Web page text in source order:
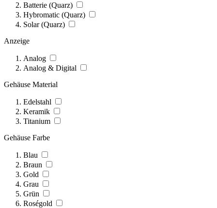
Batterie (Quarz)
Hybromatic (Quarz)
Solar (Quarz)
Anzeige
Analog
Analog & Digital
Gehäuse Material
Edelstahl
Keramik
Titanium
Gehäuse Farbe
Blau
Braun
Gold
Grau
Grün
Roségold